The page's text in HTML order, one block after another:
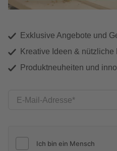
Exklusive Angebote und
Kreative Ideen &
Produktneuheiten und
E-Mail-Adresse